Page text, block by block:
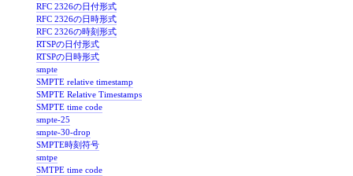
RFC 2326の日付形式
RFC 2326の日時形式
RFC 2326の時刻形式
RTSPの日付形式
RTSPの日時形式
smpte
SMPTE relative timestamp
SMPTE Relative Timestamps
SMPTE time code
smpte-25
smpte-30-drop
SMPTE時刻符号
smtpe
SMTPE time code